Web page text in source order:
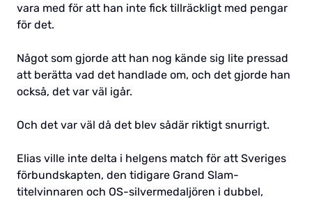
vara med för att han inte fick tillräckligt med pengar
för det.
Något som gjorde att han nog kände sig lite pressad
att berätta vad det handlade om, och det gjorde han
också, det var väl igår.
Och det var väl då det blev sådär riktigt snurrigt.
Elias ville inte delta i helgens match för att Sveriges
förbundskapten, den tidigare Grand Slam-
titelvinnaren och OS-silvermedaljören i dubbel,